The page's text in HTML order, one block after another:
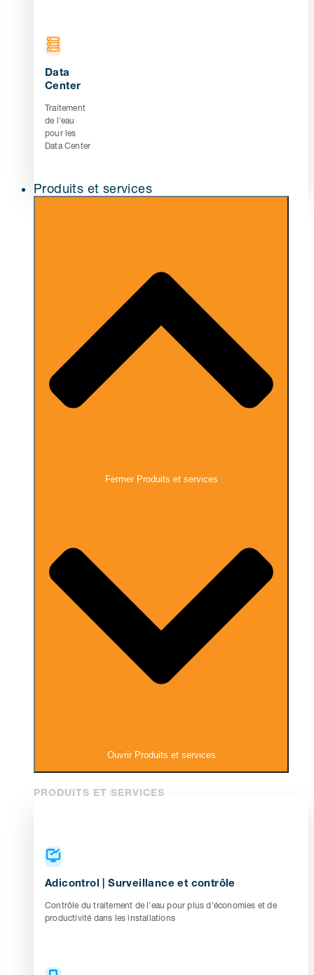
Data
Center
Traitement
de l'eau
pour les
Data Center
Produits et services
Fermer Produits et services
Ouvrir Produits et services
PRODUITS ET SERVICES
Adicontrol | Surveillance et contrôle
Contrôle du traitement de l'eau pour plus d'économies et de
productivité dans les installations